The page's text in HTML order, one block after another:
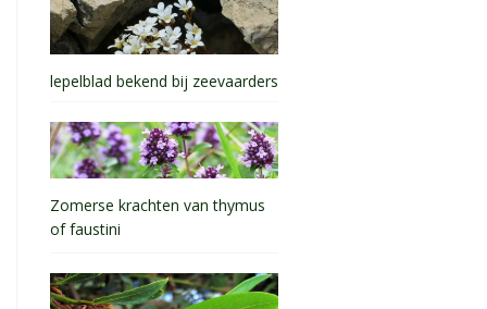
lepelblad bekend bij zeevaarders
Zomerse krachten van thymus
of faustini